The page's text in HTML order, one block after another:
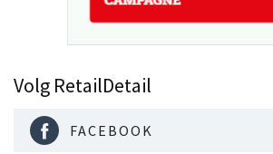
Volg RetailDetail
FACEBOOK